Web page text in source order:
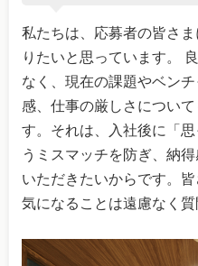
私たちは、応募者の皆さ
りたいと思っています。
なく、現在の課題やベン
感、仕事の厳しさについ
す。それは、入社後に「
うミスマッチを防ぎ、納
いただきたいからです。
気になることは遠慮なく